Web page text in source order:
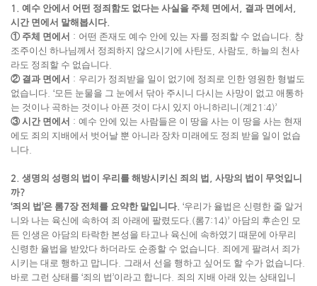
1. 예수 안에서 어떤 정죄함도 없다는 사실을 주체 면에서 , 결과 면에서 ,
시간 면에서 말해봅시다.
① 주체 면에서 : 어떤 존재도 예수 안에 있는 자를 정죄할 수 없습니다 창
조주이신 하나님께서 정죄하지 않으시기에 사탄도 사람도 하늘의 천사
라도 정죄할 수 없습니다
② 결과 면에서 : 우리가 정죄받을 일이 없기에 정죄로 인한 영원한 형벌도
없습니다 . ‘모든 눈물을 그 눈에서 닦아 주시니 다시는 사망이 없고 애통하
는 것이나 곡하는 것이나 아픈 것이 다시 있지 아니하리니 (계 21:4)’
③ 시간 면에서 : 예수 안에 있는 사람들은 이 땅을 사는 이 땅을 사는 현재
에도 죄의 지배에서 벗어날 뿐 아니라 장차 미래에도 정죄 받을 일이 없습
니다
2. 생명의 성령의 법이 우리를 해방시키신 죄의 법 , 사망의 법이 무엇입니
까?
‘죄의 법 ’은 롬7장 전체를 요약한 말입니다. ‘우리가 율법은 신령한 줄 알거
니와 나는 육신에 속하여 죄 아래에 팔렸도다 .(롬7:14)’ 아담의 후손인 모
든 인생은 아담의 타락한 본성을 타고나 육신에 속하였기 때문에 아무리
신령한 율법을 받았다 하더라도 순종할 수 없습니다 죄에게 팔려서 죄가
시키는 대로 행하고 맙니다 그래서 선을 행하고 싶어도 할 수가 없습니다
바로 그런 상태를 ‘죄의 법’이라고 합니다 죄의 지배 아래 있는 상태입니